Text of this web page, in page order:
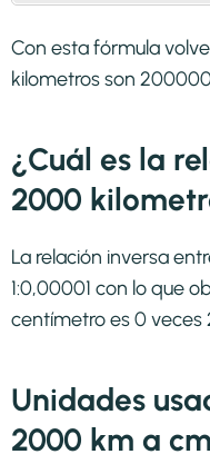
Con esta fórmula
kilometros son
¿Cuál es la
2000
La relación inversa
1:0,00001 con lo que
centímetro es 0 veces
Unidades
2000 km a cm